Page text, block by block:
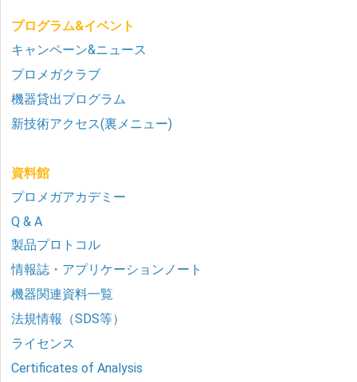
プログラム&イベント
キャンペーン&ニュース
プロメガクラブ
機器貸出プログラム
新技術アクセス(裏メニュー)
資料館
プロメガアカデミー
Q & A
製品プロトコル
情報誌・アプリケーションノート
機器関連資料一覧
法規情報（SDS等）
ライセンス
Certificates of Analysis